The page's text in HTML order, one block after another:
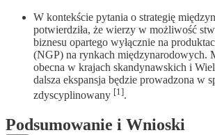
W kontekście pytania o strategię
potwierdziła, że wierzy w możliwość
biznesu opartego wyłącznie na
(NGP) na rynkach międzynarodowych.
obecna w krajach skandynawskich i
dalsza ekspansja będzie prowadzona w
zdyscyplinowany [1].
Podsumowanie i Wnioski